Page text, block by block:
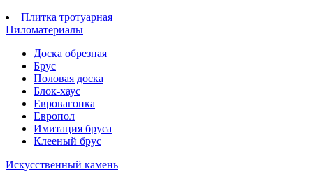
Плитка тротуарная
Пиломатериалы
Доска обрезная
Брус
Половая доска
Блок-хаус
Евровагонка
Европол
Имитация бруса
Клееный брус
Искусственный камень